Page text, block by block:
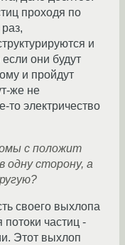
проходя по
и
они будут
и пройдут
же не
то электричество
с положит
одну сторону, а
своего выхлопа
частиц -
Этот выхлоп